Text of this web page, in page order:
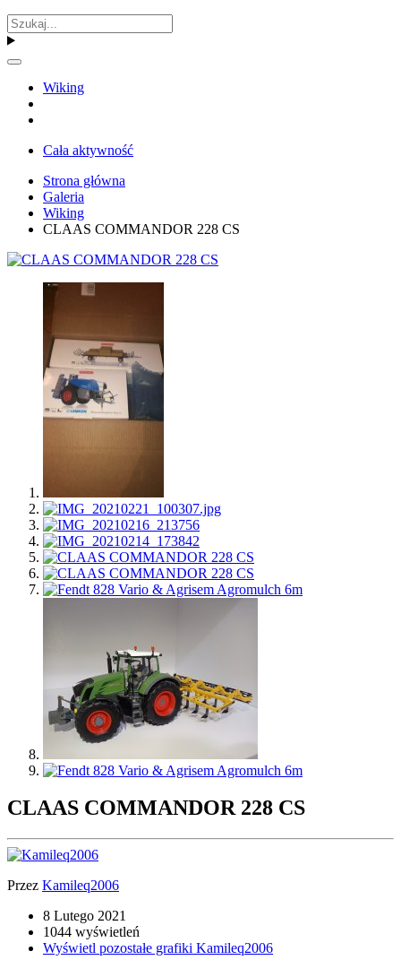
Wiking
Cała aktywność
Strona główna
Galeria
Wiking
CLAAS COMMANDOR 228 CS
CLAAS COMMANDOR 228 CS
Przez Kamileq2006
8 Lutego 2021
1044 wyświetleń
Wyświetl pozostałe grafiki Kamileq2006